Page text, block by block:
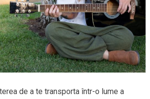
de a te transporta într-o lume a